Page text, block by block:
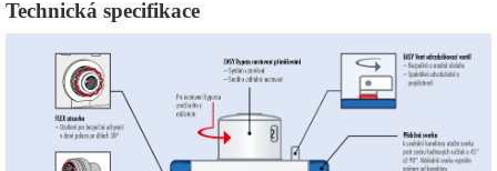
Technická specifikace